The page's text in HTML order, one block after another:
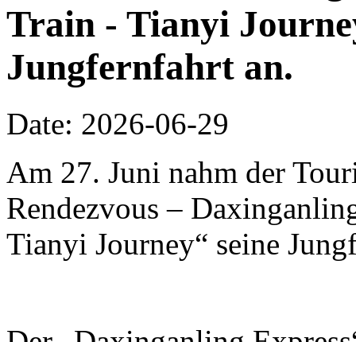
Train - Tianyi
Jungfernfahrt an.
Date: 2026-06-29
Am 27. Juni nahm der
Rendezvous –
Tianyi Journey“ seine